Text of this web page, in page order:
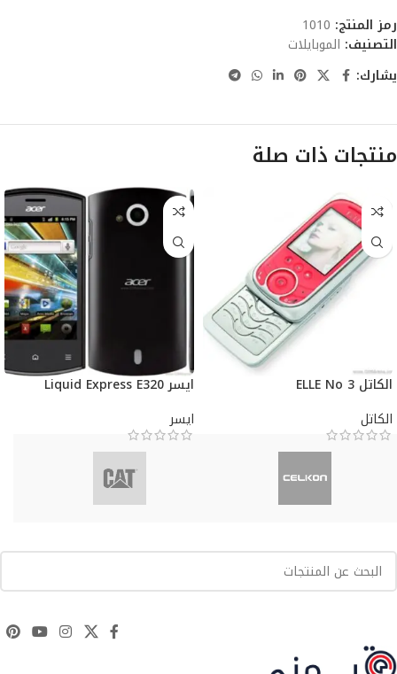
رمز المنتج: 1010
التصنيف: الموبايلات
يشارك:
منتجات ذات صلة
الكاتل ELLE No 3
الكاتل
ايسر Liquid Express E320
ايسر